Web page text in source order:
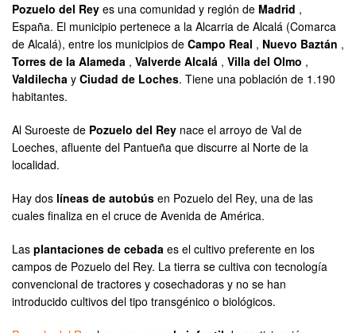
Pozuelo del Rey es una comunidad y región de Madrid ,
España. El municipio pertenece a la Alcarria de Alcalá (Comarca
de Alcalá), entre los municipios de Campo Real , Nuevo Baztán ,
Torres de la Alameda , Valverde Alcalá , Villa del Olmo ,
Valdilecha y Ciudad de Loches. Tiene una población de 1.190
habitantes.
Al Suroeste de Pozuelo del Rey nace el arroyo de Val de
Loeches, afluente del Pantueña que discurre al Norte de la
localidad.
Hay dos líneas de autobús en Pozuelo del Rey, una de las
cuales finaliza en el cruce de Avenida de América.
Las plantaciones de cebada es el cultivo preferente en los
campos de Pozuelo del Rey. La tierra se cultiva con tecnología
convencional de tractores y cosechadoras y no se han
introducido cultivos del tipo transgénico o biológicos.